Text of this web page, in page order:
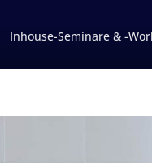
Inhouse-Seminare & -